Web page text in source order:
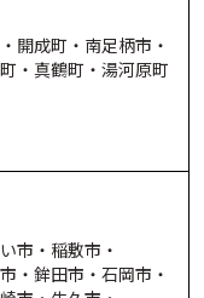
開成町・ 南足柄市・
・ 真鶴町・ 湯河原町
市・ 稲敷市・
・ 鉾田市・ 石岡市・